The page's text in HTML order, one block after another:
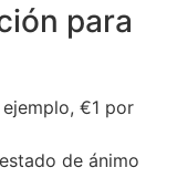
para
€1 por
de ánimo